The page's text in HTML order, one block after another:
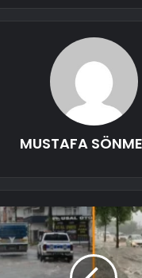
MUSTAFA